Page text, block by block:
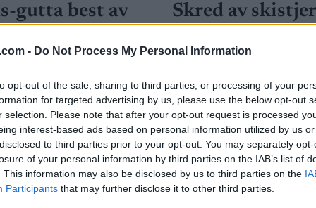
- Do Not Process My Personal Information
opt-out of the sale, sharing to third parties, or processing of your
for targeted advertising by us, please use the below opt-out
selection. Please note that after your opt-out request is processed
interest-based ads based on personal information utilized by us
to third parties prior to your opt-out. You may separately
of your personal information by third parties on the IAB’s list of
This information may also be disclosed by us to third parties on the
Participants that may further disclose it to other third parties.
gutta best av
i
SCHEVE 09.05.2026
blant skiløperlagene i
knuser Northug og
Elites jenter kliner til
i junior elite, og 21-åring fra
knallløp i
Skred av
løper
BY INGEBORG SCHEVE
OL-helter, verdensmestere, og
Northug-brødrene: Skred av
løper Holmenkollstafetten
hvem!